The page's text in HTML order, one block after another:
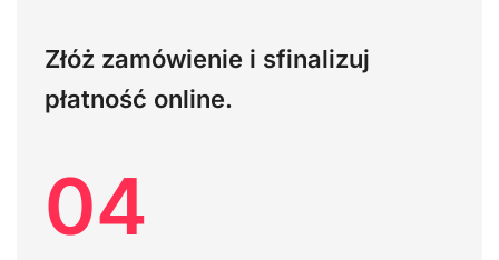
Złóż zamówienie i sfinalizuj
płatność online.
04